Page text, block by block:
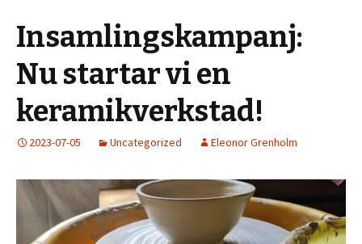
Insamlingskampanj:
Nu startar vi en
keramikverkstad!
2023-07-05 Uncategorized Eleonor Grenholm